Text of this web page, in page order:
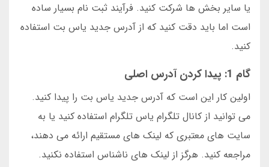
یا سایر بخش ها شرکت کنید. فرآیند ثبت نام بسیار ساده
است اما باید دقت کنید که از آدرس جدید یاس بت استفاده
کنید.
گام 1: پیدا کردن آدرس اصلی
اولین کار این است که آدرس جدید یاس بت را پیدا کنید.
می توانید از کانال تلگرام یاس تلگرام استفاده کنید یا به
سایت های معتبری که لینک های مستقیم ارائه می دهند،
مراجعه کنید. هرگز از لینک های ناشناس استفاده نکنید.